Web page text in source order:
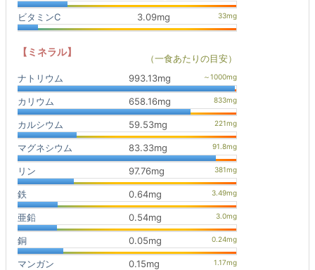
ビタミンC 3.09mg
【ミネラル】
（一食あたりの目安）
ナトリウム
993.13mg
カリウム 658.16mg
カルシウム 59.53mg
マグネシウム 83.33mg
リン 97.76mg
鉄 0.64mg
亜鉛 0.54mg
銅 0.05mg
マンガン 0.15mg